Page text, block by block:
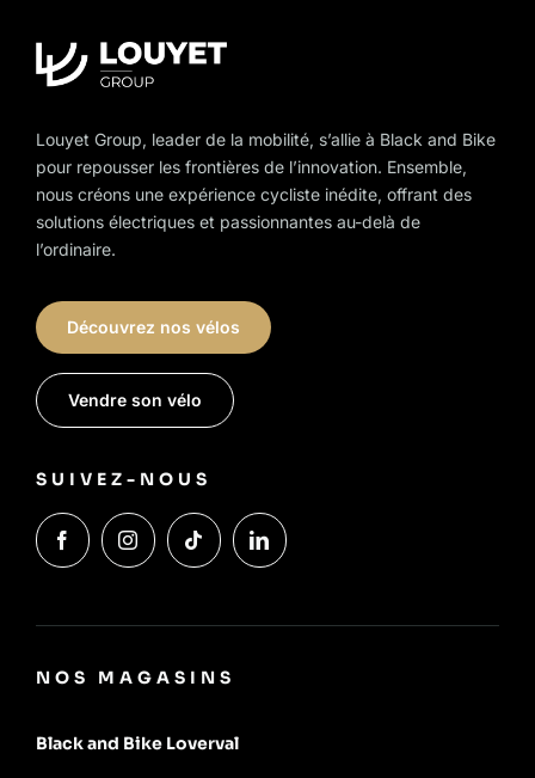
Louyet Group, leader de la mobilité, s’allie à Black and Bike
pour repousser les frontières de l’innovation. Ensemble,
nous créons une expérience cycliste inédite, offrant des
solutions électriques et passionnantes au-delà de
l’ordinaire.
Découvrez nos vélos
Vendre son vélo
SUIVEZ-NOUS
NOS MAGASINS
Black and Bike Loverval